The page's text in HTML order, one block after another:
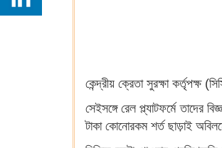
কেন্দ্রীয় ক্রেতা সুরক্ষা কর্তৃপক্ষ
সেইসঙ্গে রেল প্ল্যাটফর্মে
টাকা কোনোরকম শর্ত ছাড়াই